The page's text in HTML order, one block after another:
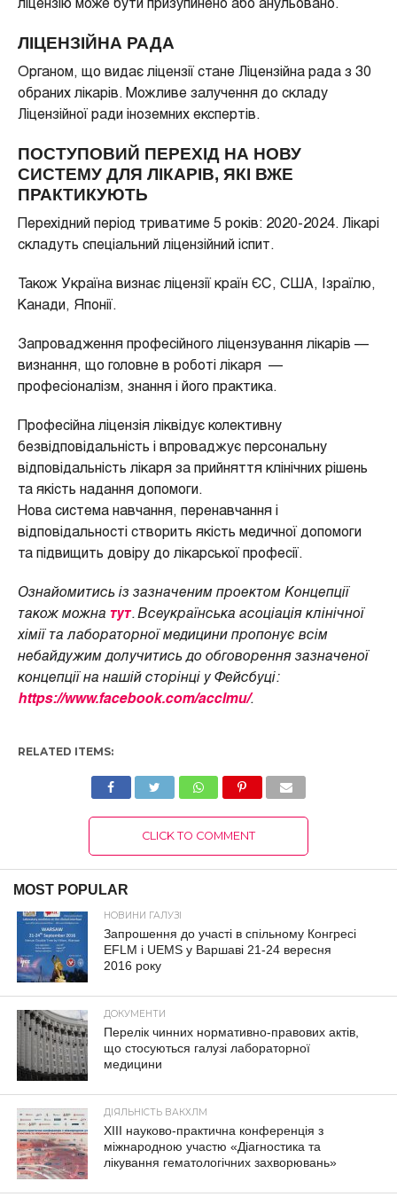
ліцензію може бути призупинено або анульовано.
ЛІЦЕНЗІЙНА РАДА
Органом, що видає ліцензії стане Ліцензійна рада з 30
обраних лікарів. Можливе залучення до складу
Ліцензійної ради іноземних експертів.
ПОСТУПОВИЙ ПЕРЕХІД НА НОВУ
СИСТЕМУ ДЛЯ ЛІКАРІВ, ЯКІ ВЖЕ
ПРАКТИКУЮТЬ
Перехідний період триватиме 5 років: 2020-2024. Лікарі
складуть спеціальний ліцензійний іспит.
Також Україна визнає ліцензії країн ЄС, США, Ізраїлю,
Канади, Японії.
Запровадження професійного ліцензування лікарів —
визнання, що головне в роботі лікаря —
професіоналізм, знання і його практика.
Професійна ліцензія ліквідує колективну
безвідповідальність і впроваджує персональну
відповідальність лікаря за прийняття клінічних рішень
та якість надання допомоги.
Нова система навчання, перенавчання і
відповідальності створить якість медичної допомоги
та підвищить довіру до лікарської професії.
Ознайомитись із зазначеним проектом Концепції
також можна тут. Всеукраїнська асоціація клінічної
хімії та лабораторної медицини пропонує всім
небайдужим долучитись до обговорення зазначеної
концепції на нашій сторінці у Фейсбуці:
https://www.facebook.com/acclmu/.
RELATED ITEMS:
CLICK TO COMMENT
MOST POPULAR
НОВИНИ ГАЛУЗІ
Запрошення до участі в спільному Конгресі
EFLM і UEMS у Варшаві 21-24 вересня
2016 року
ДОКУМЕНТИ
Перелік чинних нормативно-правових актів,
що стосуються галузі лабораторної
медицини
ДІЯЛЬНІСТЬ ВАКХЛМ
XIII науково-практична конференція з
міжнародною участю «Діагностика та
лікування гематологічних захворювань»